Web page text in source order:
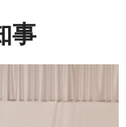
事